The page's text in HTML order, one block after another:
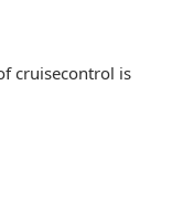
cruisecontrol is